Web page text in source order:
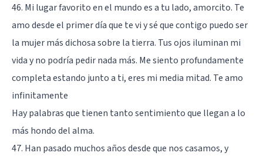
46. Mi lugar favorito en el mundo es a tu lado, amorcito. Te
amo desde el primer día que te vi y sé que contigo puedo ser
la mujer más dichosa sobre la tierra. Tus ojos iluminan mi
vida y no podría pedir nada más. Me siento profundamente
completa estando junto a ti, eres mi media mitad. Te amo
infinitamente
Hay palabras que tienen tanto sentimiento que llegan a lo
más hondo del alma.
47. Han pasado muchos años desde que nos casamos, y